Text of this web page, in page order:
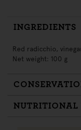
INGREDIENTS
Red radicchio,
Net weight: 100 g
NUTRITIONAL